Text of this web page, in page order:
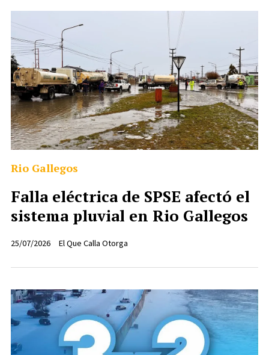
Falla eléctrica de SPSE afectó el
sistema pluvial en Rio Gallegos
El Que Calla Otorga
Rio Gallegos
25/07/2026